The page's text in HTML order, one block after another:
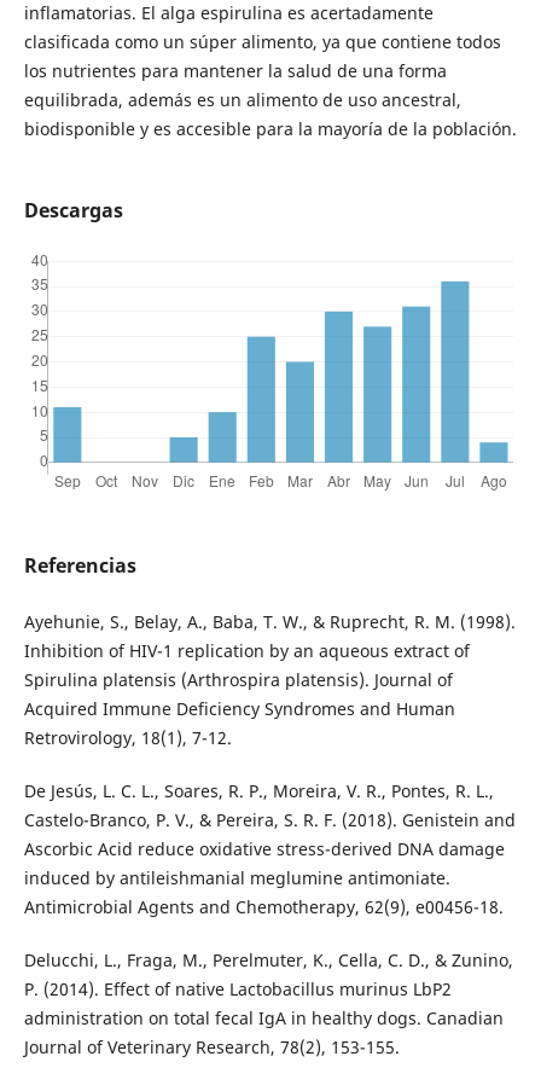
inflamatorias. El alga espirulina es acertadamente
clasificada como un súper alimento, ya que contiene todos
los nutrientes para mantener la salud de una forma
equilibrada, además es un alimento de uso ancestral,
biodisponible y es accesible para la mayoría de la población.
Descargas
Referencias
Ayehunie, S., Belay, A., Baba, T. W., & Ruprecht, R. M. (1998).
Inhibition of HIV-1 replication by an aqueous extract of
Spirulina platensis (Arthrospira platensis). Journal of
Acquired Immune Deficiency Syndromes and Human
Retrovirology, 18(1), 7-12.
De Jesús, L. C. L., Soares, R. P., Moreira, V. R., Pontes, R. L.,
Castelo-Branco, P. V., & Pereira, S. R. F. (2018). Genistein and
Ascorbic Acid reduce oxidative stress-derived DNA damage
induced by antileishmanial meglumine antimoniate.
Antimicrobial Agents and Chemotherapy, 62(9), e00456-18.
Delucchi, L., Fraga, M., Perelmuter, K., Cella, C. D., & Zunino,
P. (2014). Effect of native Lactobacillus murinus LbP2
administration on total fecal IgA in healthy dogs. Canadian
Journal of Veterinary Research, 78(2), 153-155.